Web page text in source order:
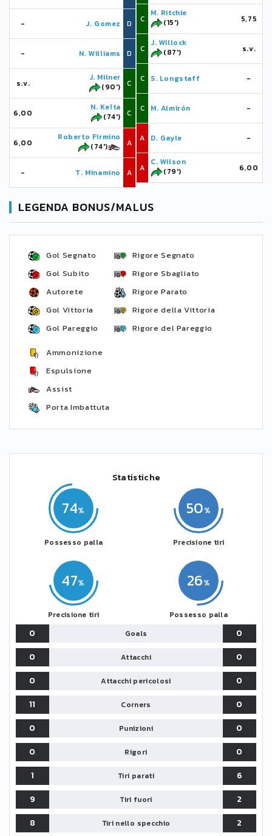
- J. Gomez D
- N. Williams D
s.v.
J. Milner
(90')
C
6,00
N. Keïta
(74')
C
6,00
Roberto Firmino
(74')
A
- T. Minamino A
C
M. Ritchie
(15')
5,75
C
J. Willock
(87')
s.v.
C S. Longstaff -
C M. Almirón -
A D. Gayle -
A
C. Wilson
(79')
6,00
LEGENDA BONUS/MALUS
Gol Segnato
Gol Subito
Autorete
Gol Vittoria
Gol Pareggio
Rigore Segnato
Rigore Sbagliato
Rigore Parato
Rigore della Vittoria
Rigore del Pareggio
Ammonizione
Espulsione
Assist
Porta Imbattuta
Statistiche
74
Possesso palla
47
Precisione tiri
26
Possesso palla
50
Precisione tiri
0 Goals
0
0
Attacchi
0
0
Attacchi pericolosi
0
11
Corners
0
0
Punizioni
0
0
Rigori
0
1
Tiri parati
6
9
Tiri fuori
2
8
Tiri nello specchio 2